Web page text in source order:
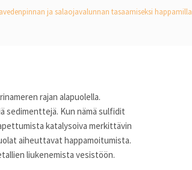
ja salaojavalunnan tasaamiseksi happamilla
rajan alapuolella.
sedimenttejä. Kun nämä sulfidit
katalysoiva merkittävin
aiheuttavat happamoitumista.
liukenemista vesistöön.